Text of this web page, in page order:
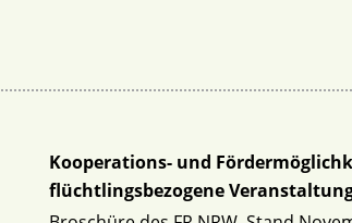
Kooperations- und
flüchtlingsbezogene